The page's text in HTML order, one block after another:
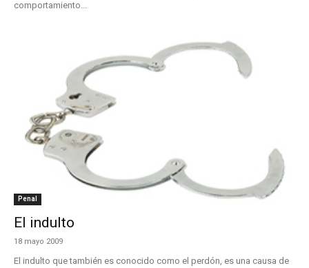
comportamiento...
Penal
El indulto
18 mayo 2009
El indulto que también es conocido como el perdón, es una causa de